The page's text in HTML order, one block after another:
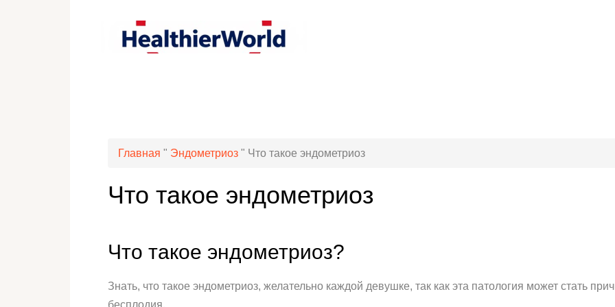
Главная " Эндометриоз " Что такое эндометриоз
Что такое эндометриоз
Что такое эндометриоз?
Знать, что такое эндометриоз, желательно каждой девушке, так как эта патология может стать
бесплодия.